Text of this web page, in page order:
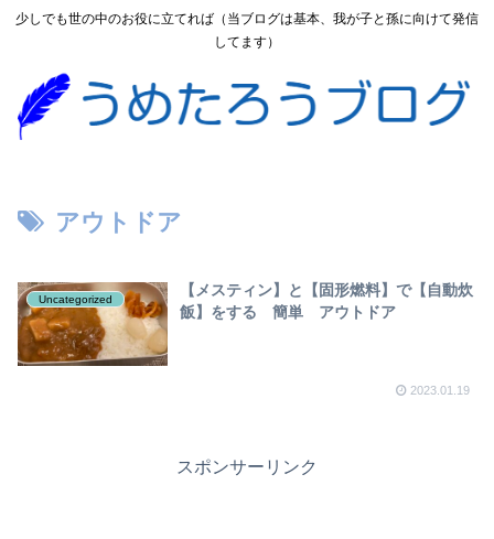
少しでも世の中のお役に立てれば（当ブログは基本、我が子と孫に向けて発信
してます）
アウトドア
Uncategorized
【メスティン】と【固形燃料】で【自動炊
飯】をする 簡単 アウトドア
2023.01.19
スポンサーリンク